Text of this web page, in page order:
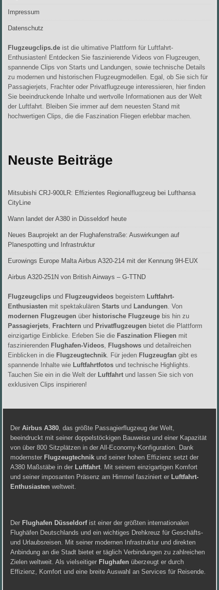
Impressum
Datenschutz
Flugzeugclips.de ist die ultimative Plattform für Luftfahrt-
Enthusiasten! Entdecken Sie faszinierende Videos von Flugzeugen,
spannende Clips von Starts und Landungen, sowie technische Details
zu modernen und historischen Flugzeugmodellen. Egal, ob Sie sich für
Passagierjets, Frachter oder Privatflugzeuge interessieren, hier finden
Sie beeindruckende Inhalte und wertvolle Informationen aus der Welt
der Luftfahrt. Bleiben Sie immer auf dem neuesten Stand mit
hochwertigen Clips, die die Faszination Fliegen erlebbar machen.
Neuste Beiträge
Mitsubishi CRJ-900LR: Effizientes Regionalflugzeug bei Lufthansa
CityLine
Wann landet der A380 in Düsseldorf heute
Neues Bauprojekt an der Flughafenstraße: Auswirkungen auf
Planespotting und Infrastruktur
Eurowings Europe Malta Airbus A320-214 mit der Kennung 9H-EUX
Airbus A320-251N von British Airways – G-TTND
Flugzeugclips und Flugzeugvideos begeistern Luftfahrt-
Enthusiasten mit spektakulärenStarts und Landungen . Von
modernen Flugzeugen über historische Flugzeuge bis hin zu
Passagierjets Frachtern und Privatflugzeugen bietet die Plattform
einzigartige Einblicke. Erleben Sie die Faszination Fliegen mit
faszinierenden Flughafen-Videos Flugshows und detailreichen
Einblicken in die Flugzeugtechnik . Für jeden Flugzeugfan gibt es
spannende Inhalte wie Luftfahrtfotos und technische Highlights.
Tauchen Sie ein in die Welt der Luftfahrt und lassen Sie sich von
exklusiven Clips inspirieren!
DerAirbus A380 , das größte Passagierflugzeug der Welt,
beeindruckt mit seiner doppelstöckigen Bauweise und einer Kapazität
von über 800 Sitzplätzen in der All-Economy-Konfiguration. Dank
modernster Flugzeugtechnik und seiner hohen Effizienz setzt der
A380 Maßstäbe in der Luftfahrt . Mit seinem einzigartigen Komfort
und seiner imposanten Präsenz am Himmel fasziniert er Luftfahrt-
Enthusiasten weltweit.
Der Flughafen Düsseldorfist einer der größten internationalen
Flughäfen Deutschlands und ein wichtiges Drehkreuz für Geschäfts-
und Urlaubsreisen. Mit seiner modernen Infrastruktur und direkten
Anbindung an die Stadt bietet er täglich Verbindungen zu zahlreichen
Zielen weltweit. Als vielseitiger Flughafen überzeugt er durch
Effizienz, Komfort und eine breite Auswahl an Services für Reisende.